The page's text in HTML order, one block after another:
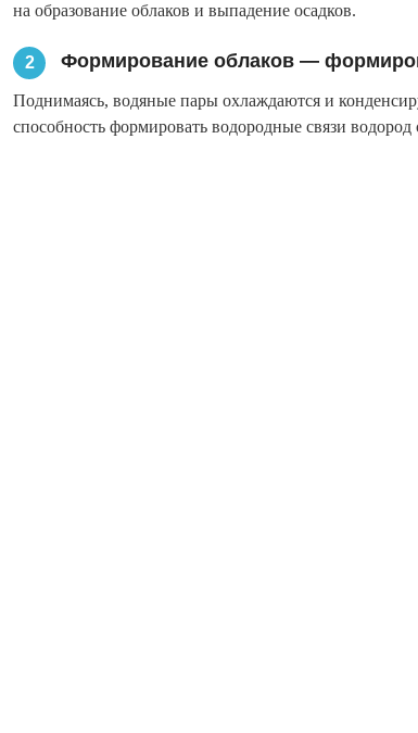
на образование облаков и выпадение осадков.
2 Формирование облаков —
Поднимаясь, водяные пары охлаждаются и
способность формировать водородные связи